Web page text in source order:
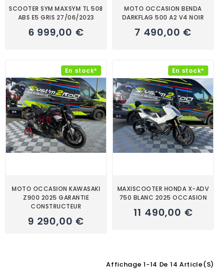
SCOOTER SYM MAXSYM TL 508
ABS E5 GRIS 27/06/2023
6 999,00 €
MOTO OCCASION BENDA
DARKFLAG 500 A2 V4 NOIR
7 490,00 €
En stock*
MOTO OCCASION KAWASAKI
Z900 2025 GARANTIE
CONSTRUCTEUR
9 290,00 €
En stock*
MAXISCOOTER HONDA X-ADV
750 BLANC 2025 OCCASION
11 490,00 €
Affichage 1-14 De 14 Article(s)